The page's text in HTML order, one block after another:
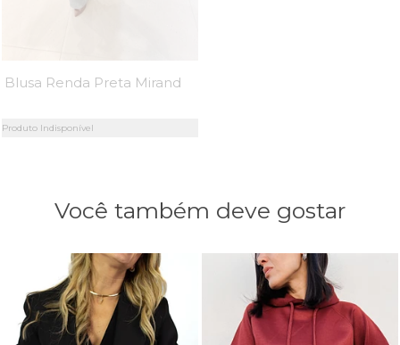
Produto Indisponível
Você também deve gostar